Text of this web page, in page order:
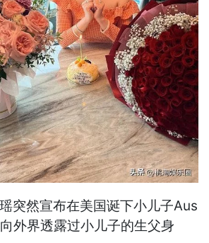
突然宣布在美国诞下小儿子Aus
外界透露过小儿子的生父身